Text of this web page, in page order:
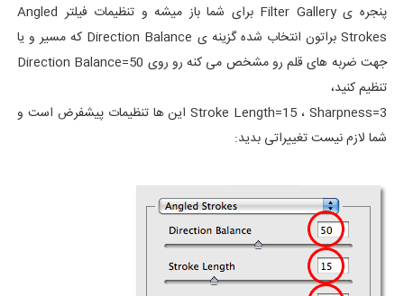
پنجره ی Filter Gallery برای شما باز میشه و تنظیمات فیلتر Angled
Strokes براتون انتخاب شده گزینه ی Direction Balance که مسیر و یا
جهت ضربه های قلم رو مشخص می کنه رو روی Direction Balance=50
تنظیم کنید،
Stroke Length=15 ، Sharpness=3 این ها تنظیمات پیشفرض است و
شما لازم نیست تغییراتی بدید: